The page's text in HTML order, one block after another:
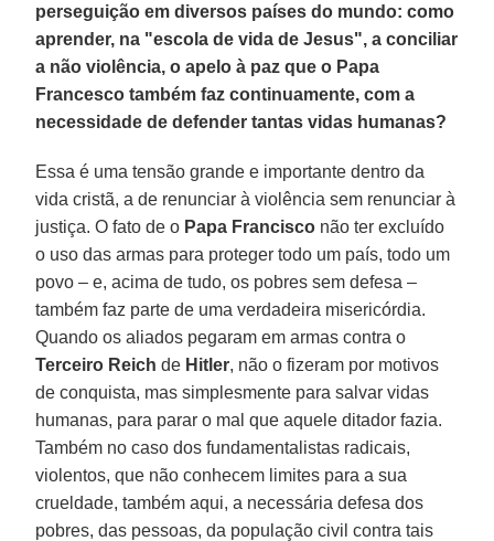
perseguição em diversos países do mundo: como
aprender, na "escola de vida de Jesus", a conciliar
a não violência, o apelo à paz que o Papa
Francesco também faz continuamente, com a
necessidade de defender tantas vidas humanas?
Essa é uma tensão grande e importante dentro da
vida cristã, a de renunciar à violência sem renunciar à
justiça. O fato de o Papa Francisco não ter excluído
o uso das armas para proteger todo um país, todo um
povo – e, acima de tudo, os pobres sem defesa –
também faz parte de uma verdadeira misericórdia.
Quando os aliados pegaram em armas contra o
Terceiro Reich de Hitler, não o fizeram por motivos
de conquista, mas simplesmente para salvar vidas
humanas, para parar o mal que aquele ditador fazia.
Também no caso dos fundamentalistas radicais,
violentos, que não conhecem limites para a sua
crueldade, também aqui, a necessária defesa dos
pobres, das pessoas, da população civil contra tais